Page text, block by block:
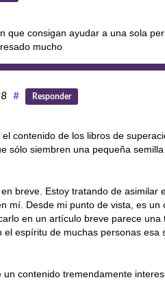
consigan ayudar a una sola
mucho
# Responder
contenido de los libros de
sólo siembren una pequeña
breve. Estoy tratando de asimilar
mí. Desde mi punto de vista, es un
en un artículo breve parece
espíritu de muchas personas esa
contenido tremendamente